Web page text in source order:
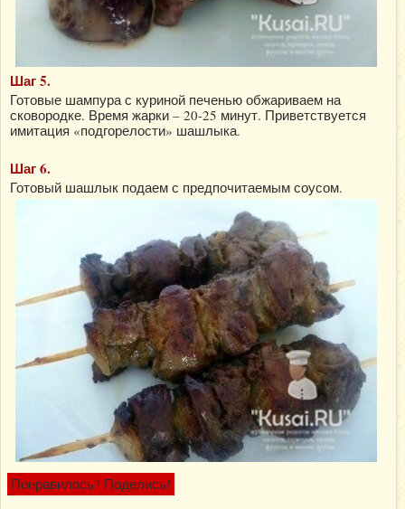
Шаг 5.
Готовые шампура с куриной печенью обжариваем на
сковородке. Время жарки – 20-25 минут. Приветствуется
имитация «подгорелости» шашлыка.
Шаг 6.
Готовый шашлык подаем с предпочитаемым соусом.
Понравилось? Поделись!